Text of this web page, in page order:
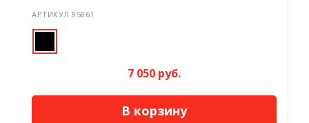
АРТИКУЛ 85861
7 050 руб.
В корзину